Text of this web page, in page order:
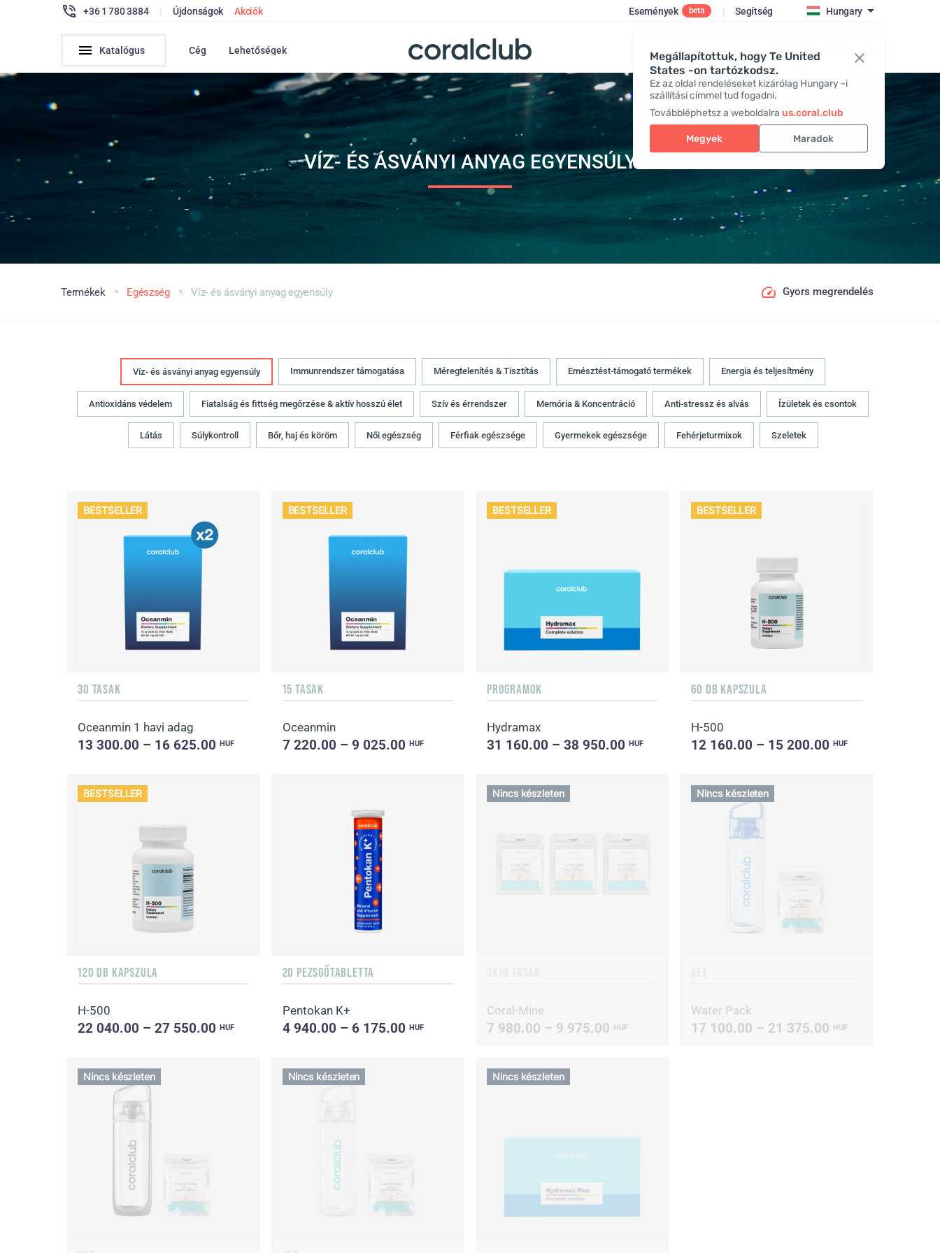
Megállapítottuk, hogy Te United
States -on tartózkodsz.
Ez az oldal rendeléseket kizárólag Hungary -i
szállítási címmel tud fogadni.
Továbbléphetsz a weboldalra us.coral.club
Megyek Maradok
+36 1 780 3884 | Újdonságok Akciók Események beta | Segítség Hungary
Katalógus Cég Lehetőségek Belépés
VÍZ- ÉS ÁSVÁNYI ANYAG EGYENSÚLY
Termékek Egészség Víz- és ásványi anyag egyensúly Gyors megrendelés
Víz- és ásványi anyag egyensúly Immunrendszer támogatása Méregtelenítés & Tisztítás Emésztést-támogató termékek Energia és teljesítmény
Antioxidáns védelem Fiatalság és fittség megőrzése & aktív hosszú élet Szív és érrendszer Memória & Koncentráció Anti-stressz és alvás Ízületek és csontok
Látás Súlykontroll Bőr, haj és köröm Női egészség Férfiak egészsége Gyermekek egészsége Fehérjeturmixok Szeletek
BESTSELLER
30 TASAK
Oceanmin 1 havi adag
13 300.00 – 16 625.00HUF
BESTSELLER
15 TASAK
Oceanmin
7 220.00 – 9 025.00 HUF
BESTSELLER
PROGRAMOK
Hydramax
31 160.00 – 38 950.00 HUF
BESTSELLER
60 DB KAPSZULA
H-500
12 160.00 – 15 200.00HUF
BESTSELLER
120 DB KAPSZULA
H-500
22 040.00 – 27 550.00HUF
20 PEZSGŐTABLETTA
Pentokan K+
4 940.00 – 6 175.00 HUF
Coral-Mine
7 980.00 – 9 975.00 HUF
Nincs készleten
Water Pack
17 100.00 – 21 375.00 HUF
Nincs készleten
Nincs készleten Nincs készleten Nincs készleten